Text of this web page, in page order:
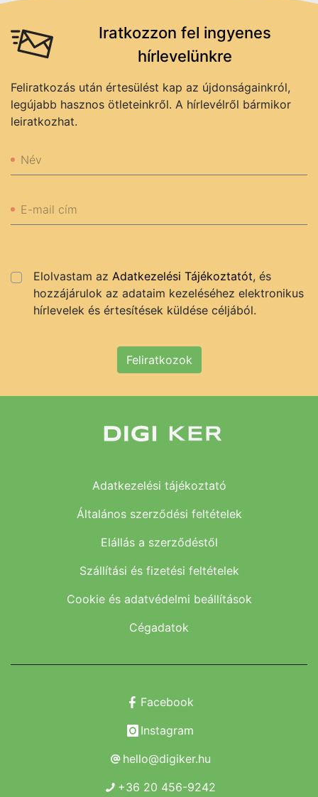
Iratkozzon fel ingyenes
hírlevelünkre
Feliratkozás után értesülést kap az újdonságainkról,
legújabb hasznos ötleteinkről. A hírlevélről bármikor
leiratkozhat.
Név
E-mail cím
Elolvastam az Adatkezelési Tájékoztatót, és
hozzájárulok az adataim kezeléséhez elektronikus
hírlevelek és értesítések küldése céljából.
Feliratkozok
Adatkezelési tájékoztató
Általános szerződési feltételek
Elállás a szerződéstől
Szállítási és fizetési feltételek
Cookie és adatvédelmi beállítások
Cégadatok
Facebook
Instagram
hello@digiker.hu
+36 20 456-9242